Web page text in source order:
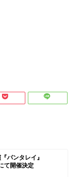
パンタレイ』
て開催決定